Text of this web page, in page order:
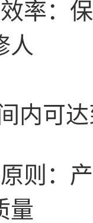
率：
人
内可
则：
量